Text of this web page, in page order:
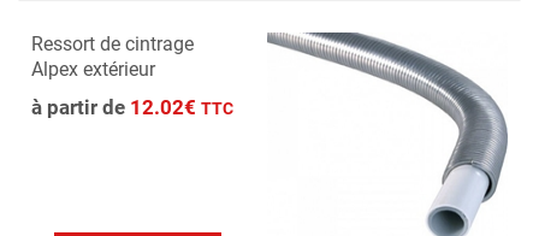
Ressort de cintrage
Alpex extérieur
à partir de 12.02€ TTC